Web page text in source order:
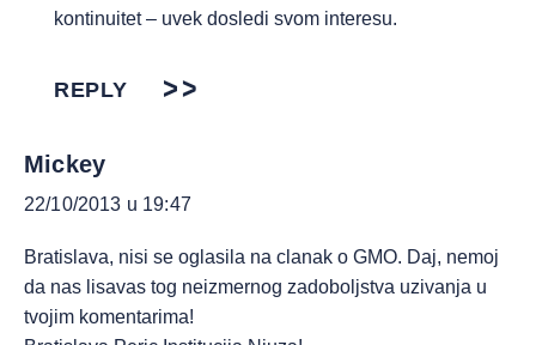
kontinuitet – uvek dosledi svom interesu.
REPLY
Mickey
22/10/2013 u 19:47
Bratislava, nisi se oglasila na clanak o GMO. Daj, nemoj
da nas lisavas tog neizmernog zadoboljstva uzivanja u
tvojim komentarima!